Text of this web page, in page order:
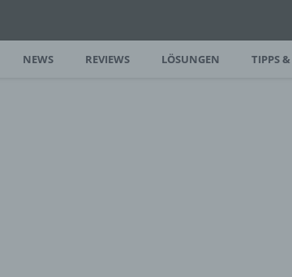
NEWS REVIEWS LÖSUNGEN TIPPS